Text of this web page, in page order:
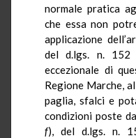
normale pratica
che essa non
applicazione
del d.lgs. n.
eccezionale di
Regione Marche,
paglia, sfalci e
condizioni poste
f), del d.lgs. n.